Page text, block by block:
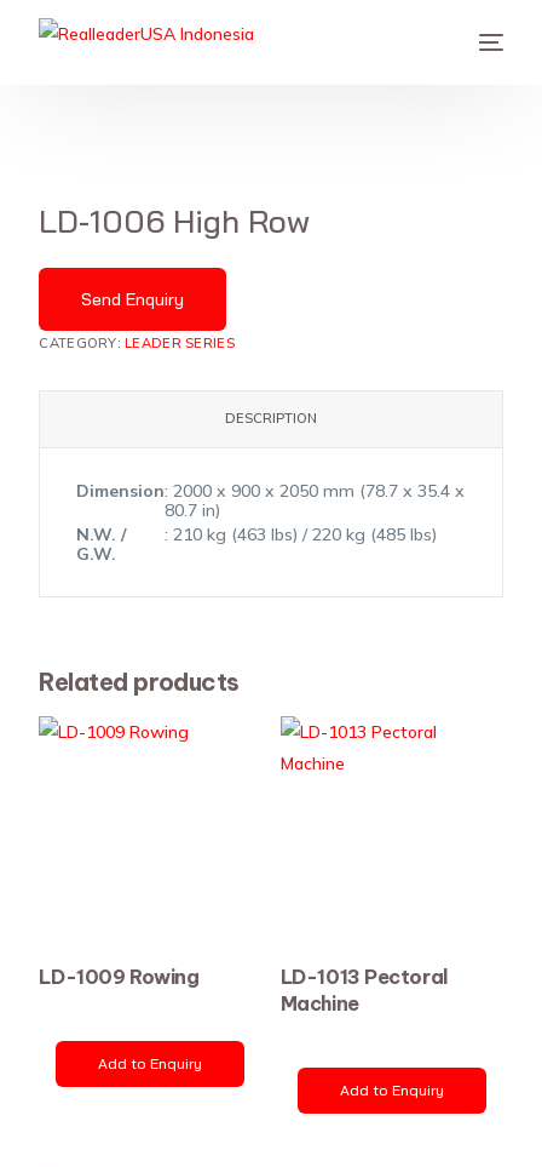
LD-1006 High Row
Send Enquiry
CATEGORY:LEADER SERIES
DESCRIPTION
Dimension: 2000 x 900 x 2050 mm (78.7 x 35.4 x
80.7 in)
N.W. /
G.W.
: 210 kg (463 lbs) / 220 kg (485 lbs)
Related products
LD-1009 Rowing
Add to Enquiry
LD-1013 Pectoral
Machine
Add to Enquiry